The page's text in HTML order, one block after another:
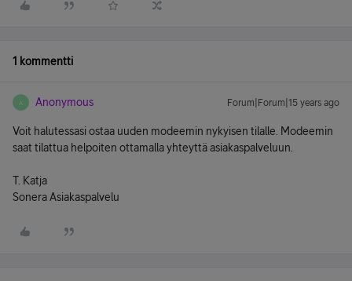
1 kommentti
A Anonymous Forum|Forum|15 years ago
Voit halutessasi ostaa uuden modeemin nykyisen tilalle. Modeemin
saat tilattua helpoiten ottamalla yhteyttä asiakaspalveluun.
T. Katja
Sonera Asiakaspalvelu